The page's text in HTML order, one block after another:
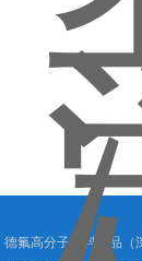
氟高分子材料制品（